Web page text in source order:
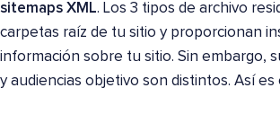
sitemaps XML. Los 3 tipos de archivo
carpetas raíz de tu sitio y proporcionan
información sobre tu sitio. Sin embargo,
y audiencias objetivo son distintos. Así es